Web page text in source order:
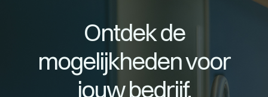
Ontdek de
mogelijkheden voor
jouw bedrijf.